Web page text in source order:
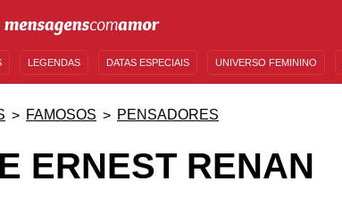
LEGENDAS DATAS ESPECIAIS UNIVERSO FEMININO
FAMOSOS PENSADORES
ERNEST RENAN